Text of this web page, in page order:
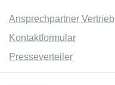
Ansprechpartner Vertrieb
Kontaktformular
Presseverteiler